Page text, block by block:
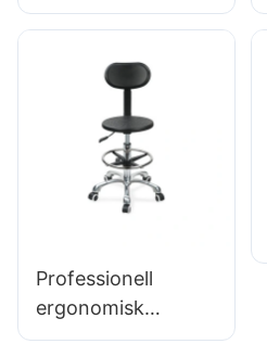
snurrstol Ic027
ryggstöd,
höjdjusterbar sits
och 5-stjärnigt
aluminiumbas för
laboratorier/kontor
Professionell
ergonomisk
svivelstol IC142